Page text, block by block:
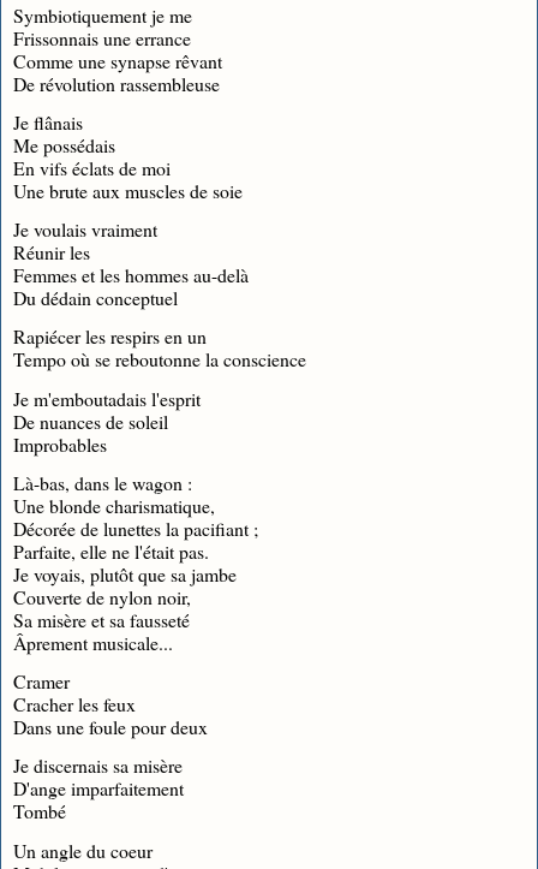
Symbiotiquement je me
Frissonnais une errance
Comme une synapse rêvant
De révolution rassembleuse
Je flânais
Me possédais
En vifs éclats de moi
Une brute aux muscles de soie
Je voulais vraiment
Réunir les
Femmes et les hommes au-delà
Du dédain conceptuel
Rapiécer les respirs en un
Tempo où se reboutonne la conscience
Je m'emboutadais l'esprit
De nuances de soleil
Improbables
Là-bas, dans le wagon :
Une blonde charismatique,
Décorée de lunettes la pacifiant ;
Parfaite, elle ne l'était pas.
Je voyais, plutôt que sa jambe
Couverte de nylon noir,
Sa misère et sa fausseté
Âprement musicale...
Cramer
Cracher les feux
Dans une foule pour deux
Je discernais sa misère
D'ange imparfaitement
Tombé
Un angle du coeur